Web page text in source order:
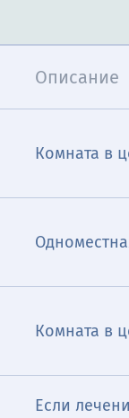
Описание
Комната в
Комната в
Если